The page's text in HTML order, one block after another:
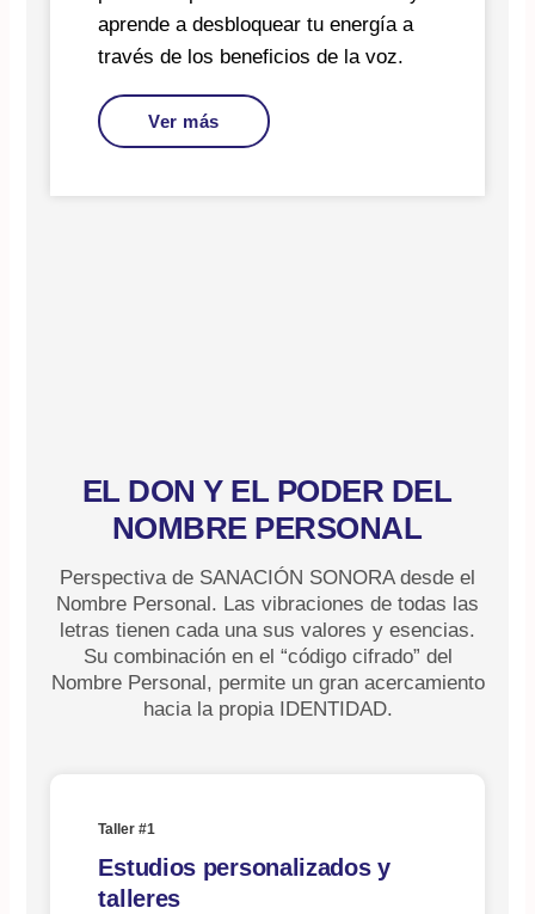
aprende a desbloquear tu energía a
través de los beneficios de la voz.
Ver más
EL DON Y EL PODER DEL
NOMBRE PERSONAL
Perspectiva de SANACIÓN SONORA desde el
Nombre Personal. Las vibraciones de todas las
letras tienen cada una sus valores y esencias.
Su combinación en el “código cifrado” del
Nombre Personal, permite un gran acercamiento
hacia la propia IDENTIDAD.
Taller #1
Estudios personalizados y
talleres